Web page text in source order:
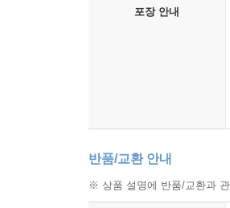
포장 안내
반품/교환 안내
※ 상품 설명에 반품/교환과